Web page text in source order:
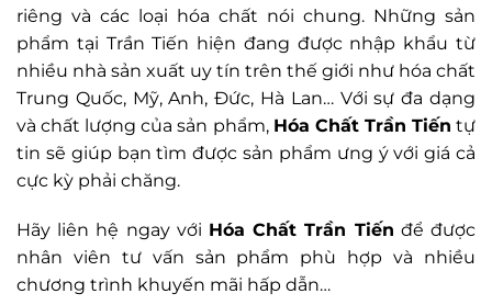
riêng và các loại hóa chất nói chung. Những sản
phẩm tại Trần Tiến hiện đang được nhập khẩu từ
nhiều nhà sản xuất uy tín trên thế giới như hóa chất
Trung Quốc, Mỹ, Anh, Đức, Hà Lan… Với sự đa dạng
và chất lượng của sản phẩm, Hóa Chất Trần Tiến tự
tin sẽ giúp bạn tìm được sản phẩm ưng ý với giá cả
cực kỳ phải chăng.
Hãy liên hệ ngay với Hóa Chất Trần Tiến để được
nhân viên tư vấn sản phẩm phù hợp và nhiều
chương trình khuyến mãi hấp dẫn…